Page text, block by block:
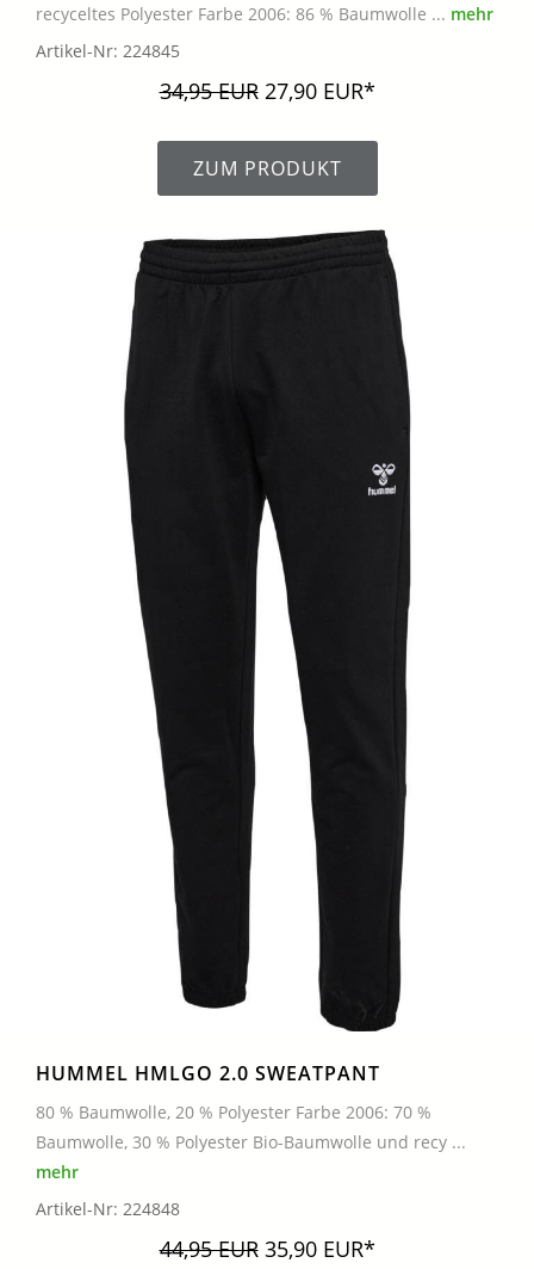
recyceltes Polyester Farbe 2006: 86 % Baumwolle ... mehr
Artikel-Nr: 224845
34,95 EUR27,90 EUR*
ZUM PRODUKT
HUMMEL HMLGO 2.0 SWEATPANT
80 % Baumwolle, 20 % Polyester Farbe 2006: 70 %
Baumwolle, 30 % Polyester Bio-Baumwolle und recy ...
mehr
Artikel-Nr: 224848
44,95 EUR35,90 EUR*